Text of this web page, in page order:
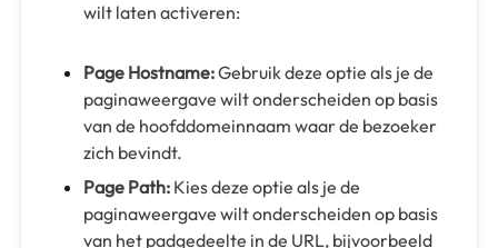
wilt laten activeren:
Page Hostname:Gebruik deze optie als je de
paginaweergave wilt onderscheiden op basis
van de hoofddomeinnaam waar de bezoeker
zich bevindt.
Page Path: Kies deze optie als je de
paginaweergave wilt onderscheiden op basis
van het padgedeelte in de URL, bijvoorbeeld